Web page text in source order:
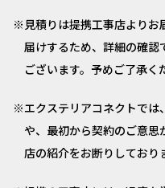
見積りは提携工事店よりお
届けするため、詳細の確
ございます。予めご了承く
エクステリアコネクトで
や、最初から契約のご意思
店の紹介をお断りしており